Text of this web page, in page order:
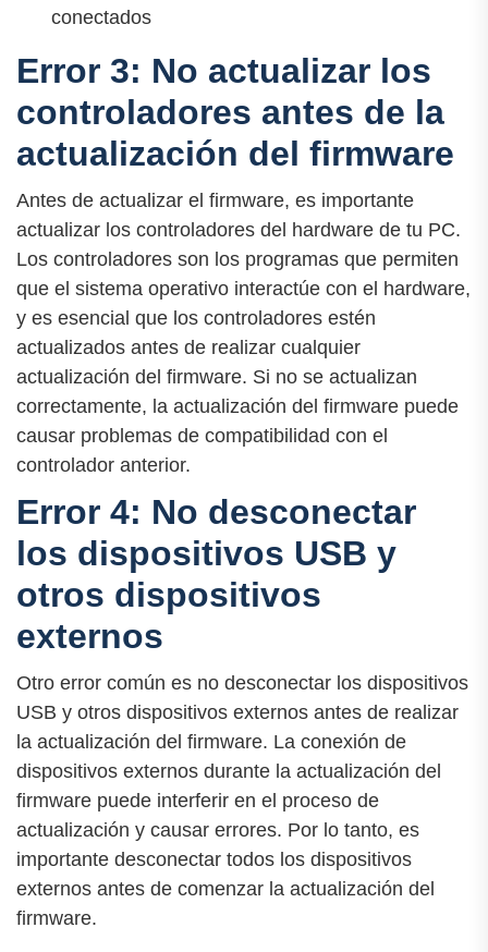
conectados
Error 3: No actualizar los
controladores antes de la
actualización del firmware
Antes de actualizar el firmware, es importante
actualizar los controladores del hardware de tu PC.
Los controladores son los programas que permiten
que el sistema operativo interactúe con el hardware,
y es esencial que los controladores estén
actualizados antes de realizar cualquier
actualización del firmware. Si no se actualizan
correctamente, la actualización del firmware puede
causar problemas de compatibilidad con el
controlador anterior.
Error 4: No desconectar
los dispositivos USB y
otros dispositivos
externos
Otro error común es no desconectar los dispositivos
USB y otros dispositivos externos antes de realizar
la actualización del firmware. La conexión de
dispositivos externos durante la actualización del
firmware puede interferir en el proceso de
actualización y causar errores. Por lo tanto, es
importante desconectar todos los dispositivos
externos antes de comenzar la actualización del
firmware.